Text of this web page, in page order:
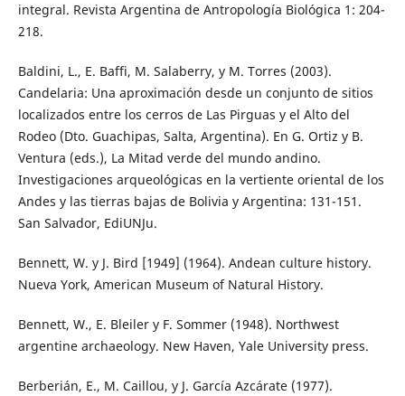
integral. Revista Argentina de Antropología Biológica 1: 204-
218.
Baldini, L., E. Baffi, M. Salaberry, y M. Torres (2003).
Candelaria: Una aproximación desde un conjunto de sitios
localizados entre los cerros de Las Pirguas y el Alto del
Rodeo (Dto. Guachipas, Salta, Argentina). En G. Ortiz y B.
Ventura (eds.), La Mitad verde del mundo andino.
Investigaciones arqueológicas en la vertiente oriental de los
Andes y las tierras bajas de Bolivia y Argentina: 131-151.
San Salvador, EdiUNJu.
Bennett, W. y J. Bird [1949] (1964). Andean culture history.
Nueva York, American Museum of Natural History.
Bennett, W., E. Bleiler y F. Sommer (1948). Northwest
argentine archaeology. New Haven, Yale University press.
Berberián, E., M. Caillou, y J. García Azcárate (1977).